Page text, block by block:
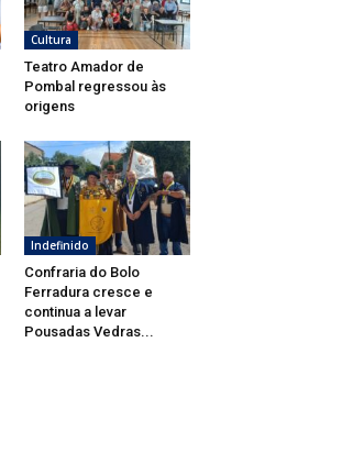
Cultura
Teatro Amador de
Pombal regressou às
origens
Indefinido
Confraria do Bolo
Ferradura cresce e
continua a levar
Pousadas Vedras...